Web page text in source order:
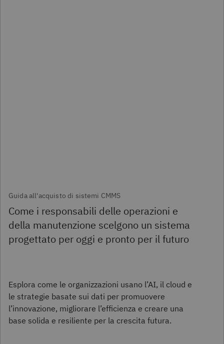
Guida all'acquisto di sistemi CMMS
Come i responsabili delle operazioni e
della manutenzione scelgono un sistema
progettato per oggi e pronto per il futuro
Esplora come le organizzazioni usano l’AI, il cloud e
le strategie basate sui dati per promuovere
l’innovazione, migliorare l’efficienza e creare una
base solida e resiliente per la crescita futura.